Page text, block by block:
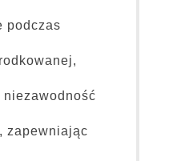
podczas
niezawodność
zapewniając